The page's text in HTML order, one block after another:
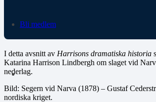
Bli medlem
I detta avsnitt av Harrisons dramatiska historia
Katarina Harrison Lindbergh om slaget vid
nederlag.
Bild: Segern vid Narva (1878) – Gustaf
nordiska kriget.